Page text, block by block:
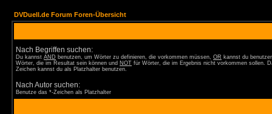
DVDuell.de Forum Foren-Übersicht
Nach Begriffen suchen:
Du kannst AND benutzen, um Wörter zu definieren, die vorkommen müssen, OR kannst du
Wörter, die im Resultat sein können und NOT für Wörter, die im Ergebnis nicht vorkommen sollen.
Zeichen kannst du als Platzhalter benutzen.
Nach Autor suchen:
Benutze das *-Zeichen als Platzhalter